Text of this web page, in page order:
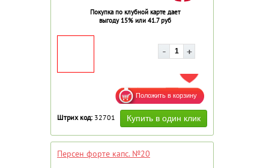
Покупка по клубной карте дает
выгоду 15% или 41.7 руб
ДОБАВИТЬ В ИЗБРАННОЕ
Штрих код: 32701
Персен форте капс. №20